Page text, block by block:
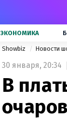
ЭКОНОМИКА
Showbiz Новости
30 января, 20:34
В